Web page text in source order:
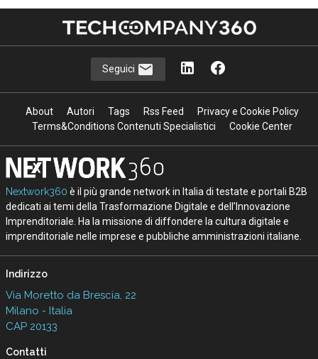
Seguici
About Autori Tags Rss Feed
Privacy e Cookie Policy
Terms&Conditions Contenuti Specialistici
Cookie Center
Nextwork360 è il più grande network in Italia di testate e portali B2B
dedicati ai temi della Trasformazione Digitale e dell’Innovazione
Imprenditoriale. Ha la missione di diffondere la cultura digitale e
imprenditoriale nelle imprese e pubbliche amministrazioni italiane.
Indirizzo
Via Moretto da Brescia, 22
Milano - Italia
CAP 20133
Contatti